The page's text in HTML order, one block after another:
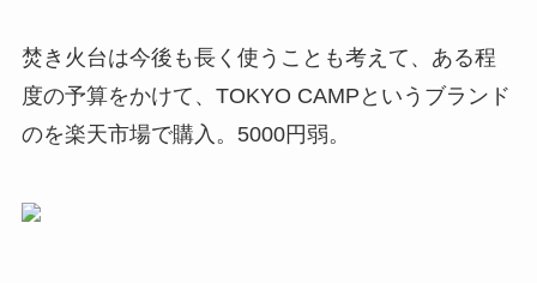
焚き火台は今後も長く使うことも考えて、ある程
度の予算をかけて、TOKYO CAMPというブランド
のを楽天市場で購入。5000円弱。